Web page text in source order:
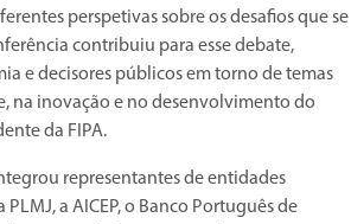
perspetivas sobre os desafios que se
contribuiu para esse debate,
e decisores públicos em torno de temas
na inovação e no desenvolvimento do
da FIPA.
representantes de entidades
a AICEP, o Banco Português de